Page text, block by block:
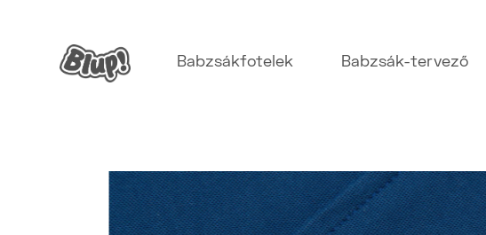
Babzsákfotelek Babzsák-tervező